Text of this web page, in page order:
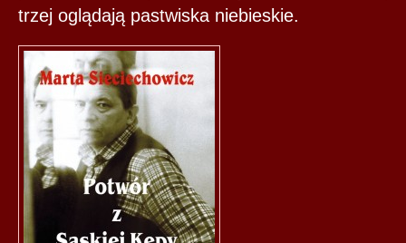
trzej oglądają pastwiska niebieskie.